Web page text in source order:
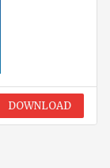
DOWNLOAD